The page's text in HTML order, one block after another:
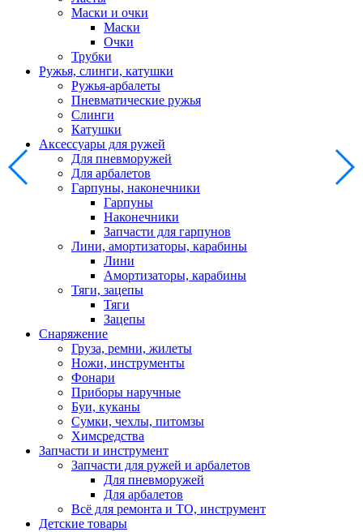
Маски и очки
Маски
Очки
Трубки
Ружья, слинги, катушки
Ружья-арбалеты
Пневматические ружья
Слинги
Катушки
Аксессуары для ружей
Для пневморужей
Для арбалетов
Гарпуны, наконечники
Гарпуны
Наконечники
Запчасти для гарпунов
Лини, амортизаторы, карабины
Лини
Амортизаторы, карабины
Тяги, зацепы
Тяги
Зацепы
Снаряжение
Груза, ремни, жилеты
Ножи, инструменты
Фонари
Приборы наручные
Буи, куканы
Сумки, чехлы, питомзы
Химсредства
Запчасти и инструмент
Запчасти для ружей и арбалетов
Для пневморужей
Для арбалетов
Всё для ремонта и ТО, инструмент
Детские товары